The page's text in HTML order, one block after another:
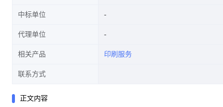
中标单位
代理单位
相关产品 印刷服务
联系方式
正文内容